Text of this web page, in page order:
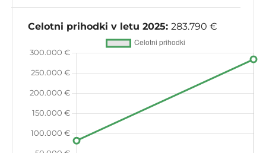
Celotni prihodki v letu 2025: 283.790 €